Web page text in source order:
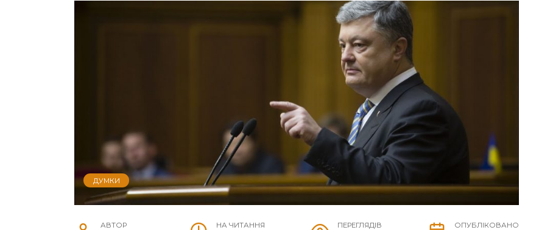
ДУМКИ
АВТОР НА ЧИТАННЯ ПЕРЕГЛЯДІВ ОПУБЛІКОВАНО